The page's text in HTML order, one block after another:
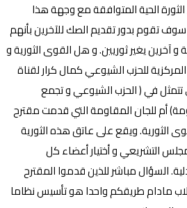
الحية المتوافقة مع وجهة هذا
تقوم بدور تقديم الصك للآخرين بأنهم
و آخرين يغير ثوريين. و هل القوى الثورية و
للحزب الشيوعي كمال كرار لقناة
تتمثل في ( الحزب الشيوعي و تجمع
أم للجان المقاومة التي قدمت مقترح
الثورية. ويقع على عاتق هذه الثورية
التشريعي و أختيار أعضاء كل
السؤال مباشر للذين قدموا المقترح
مادام طريقكم واحدا هو تأسيس نظاما